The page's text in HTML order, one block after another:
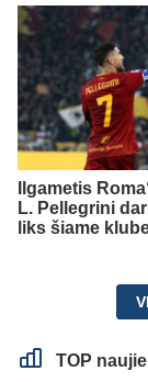
Ilgametis
L. Pellegrini
liks šiame
TOP